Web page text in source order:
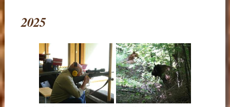
2025